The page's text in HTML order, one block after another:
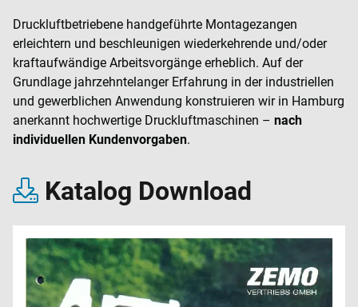
Katalog Download
Druckluftbetriebene handgeführte Montagezangen
erleichtern und beschleunigen wiederkehrende und/oder
kraftaufwändige Arbeitsvorgänge erheblich. Auf der
Grundlage jahrzehntelanger Erfahrung in der industriellen
und gewerblichen Anwendung konstruieren wir in Hamburg
anerkannt hochwertige Druckluftmaschinen – nach
individuellen Kundenvorgaben.